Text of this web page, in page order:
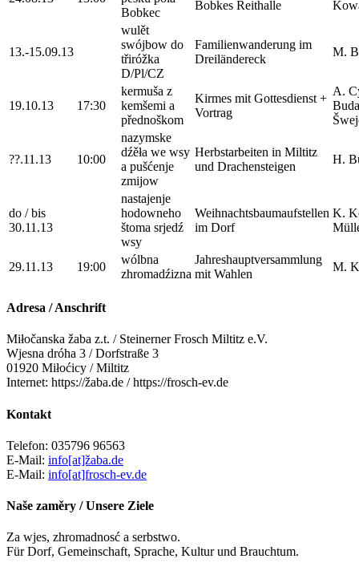
Bobkec
Bobkes Reithalle
13.-15.09.13
wulět
swójbow do
třiróžka
D/Pl/CZ
Familienwanderung im
Dreiländereck
M.
19.10.13 17:30
kermuša z
kemšemi a
přednoškom
Kirmes mit Gottesdienst +
Vortrag
A.
??.11.13 10:00
nazymske
dźěła we wsy
a pušćenje
zmijow
Herbstarbeiten in Miltitz
und Drachensteigen
H.
do / bis
30.11.13
nastajenje
hodowneho
štoma srjedź
wsy
Weihnachtsbaumaufstellen
im Dorf
K.
29.11.13 19:00
wólbna
zhromadźizna
Jahreshauptversammlung
mit Wahlen
M.
Adresa / Anschrift
Miłočanska žaba z.t. / Steinerner Frosch Miltitz e.V.
Wjesna dróha 3 / Dorfstraße 3
01920 Miłoćicy / Miltitz
Internet: https://žaba.de / https://frosch-ev.de
Kontakt
Telefon: 035796 96563
E-Mail: info[at]žaba.de
E-Mail: info[at]frosch-ev.de
Naše zaměry / Unsere Ziele
Za wjes, zhromadnosć a serbstwo.
Für Dorf, Gemeinschaft, Sprache, Kultur und Brauchtum.